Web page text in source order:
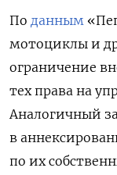
По данным
мотоциклы и
ограничение
тех права на
Аналогичный
в
по их